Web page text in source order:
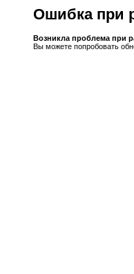
Ошибка при
Возникла проблема при
Вы можете попробовать